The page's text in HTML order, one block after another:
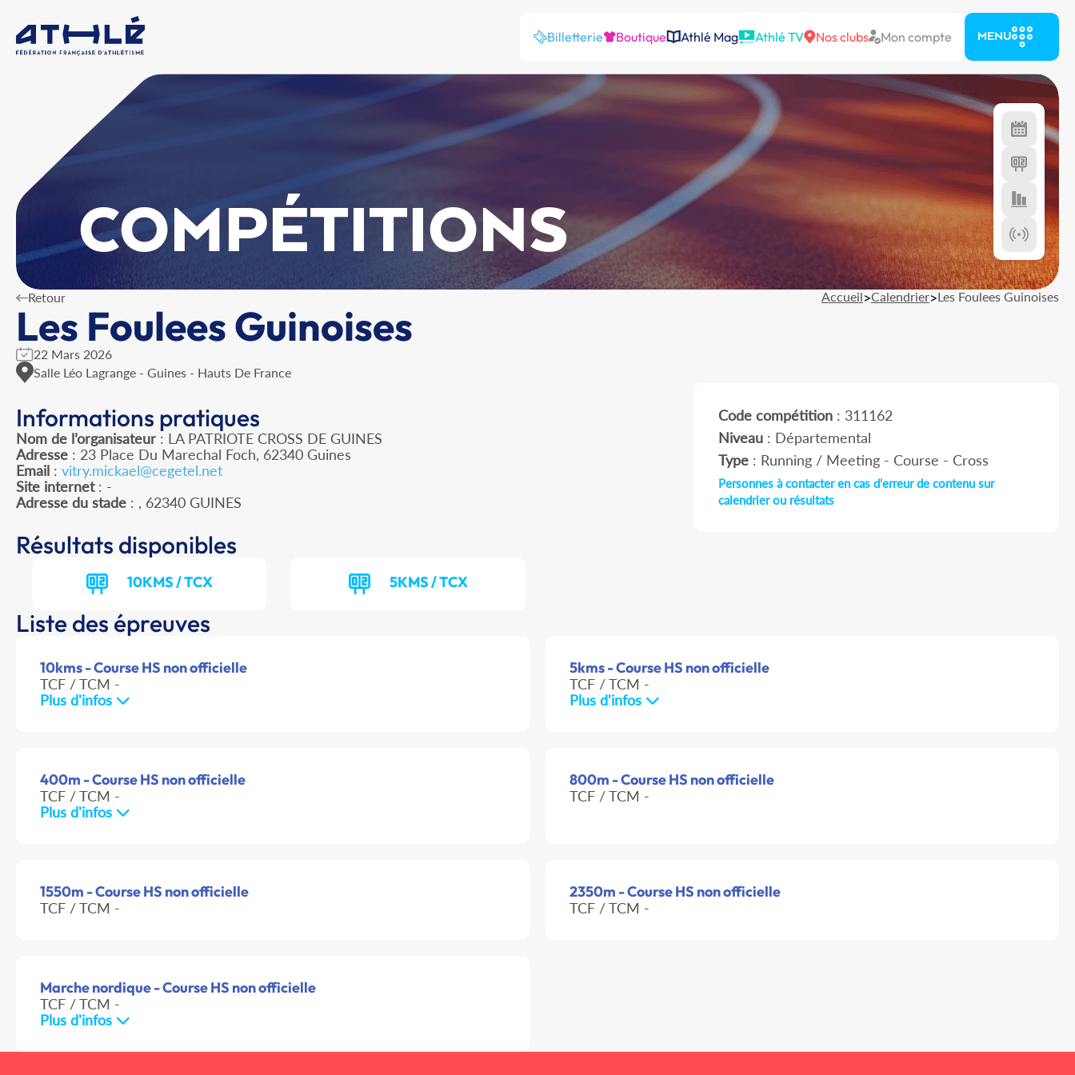
Billetterie Boutique Athlé Mag Athlé TV Nos clubs Mon compte MENU
COMPÉTITIONS
Retour Accueil>Calendrier>Les Foulees Guinoises
Les Foulees Guinoises
22 Mars 2026
Salle Léo Lagrange - Guines - Hauts De France
Informations pratiques
Nom de l’organisateur : LA PATRIOTE CROSS DE GUINES
Adresse : 23 Place Du Marechal Foch, 62340 Guines
Email : vitry.mickael@cegetel.net
Site internet: -
Adresse du stade : , 62340 GUINES
Code compétition: 311162
Niveau: Départemental
Type: Running / Meeting - Course - Cross
Personnes à contacter en cas d'erreur de contenu sur
calendrier ou résultats
Résultats disponibles
10KMS / TCX 5KMS / TCX
Liste des épreuves
10kms - Course HS non officielle
TCF / TCM -
Plus d'infos
5kms - Course HS non officielle
TCF / TCM -
Plus d'infos
400m - Course HS non officielle
TCF / TCM -
Plus d'infos
800m - Course HS non officielle
TCF / TCM -
1550m - Course HS non officielle
TCF / TCM -
2350m - Course HS non officielle
TCF / TCM -
Marche nordique - Course HS non officielle
TCF / TCM -
Plus d'infos